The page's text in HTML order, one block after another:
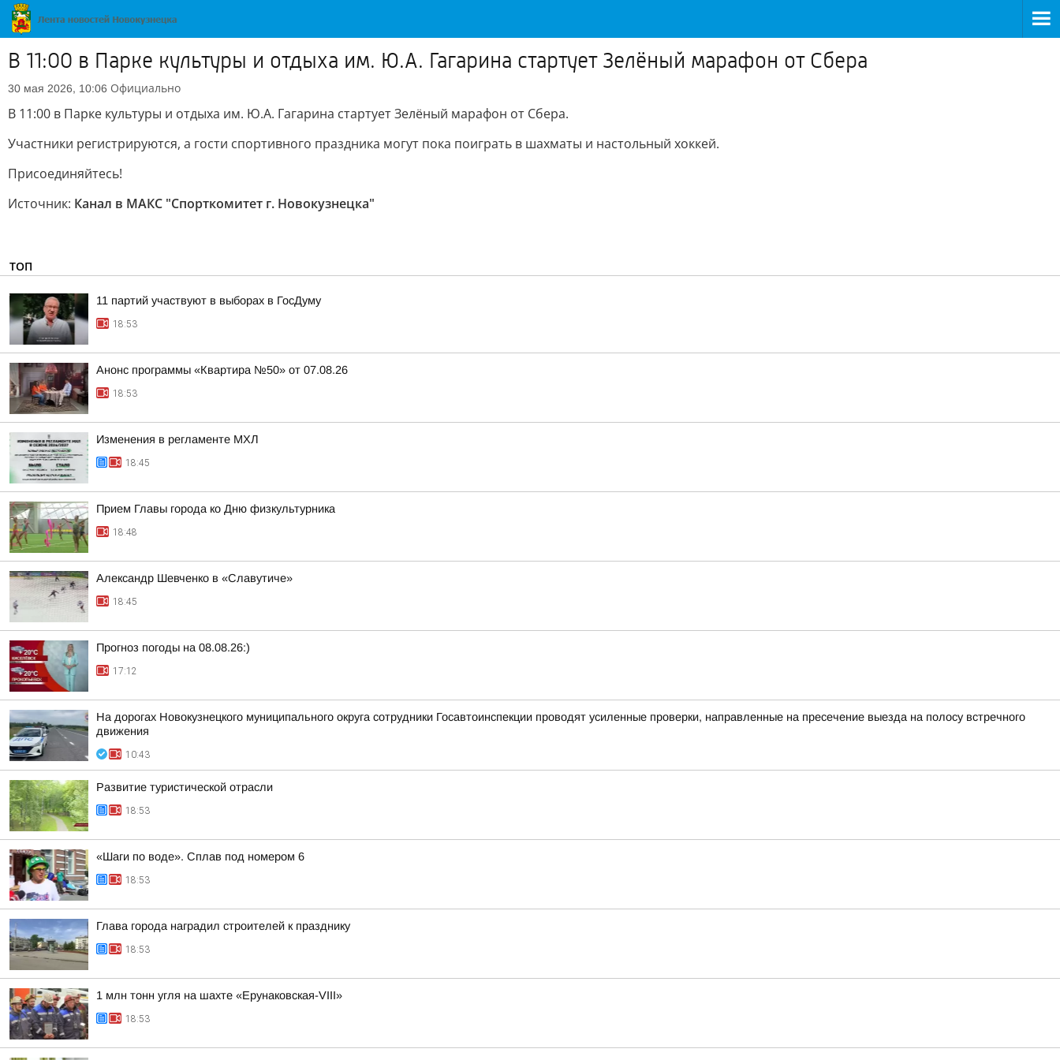
В 11:00 в Парке культуры и отдыха им. Ю.А. Гагарина стартует Зелёный марафон от Сбера
30 мая 2026, 10:06 Официально
В 11:00 в Парке культуры и отдыха им. Ю.А. Гагарина стартует Зелёный марафон от Сбера.
Участники регистрируются, а гости спортивного праздника могут пока поиграть в шахматы и настольный хоккей.
Присоединяйтесь!
Источник: Канал в МАКС "Спорткомитет г. Новокузнецка"
ТОП
11 партий участвуют в выборах в ГосДуму
18:53
Анонс программы «Квартира №50» от 07.08.26
18:53
Изменения в регламенте МХЛ
18:45
Прием Главы города ко Дню физкультурника
18:48
Александр Шевченко в «Славутиче»
18:45
Прогноз погоды на 08.08.26:)
17:12
На дорогах Новокузнецкого муниципального округа сотрудники Госавтоинспекции проводят усиленные проверки, направленные на пресечение выезда на полосу встречного
движения
10:43
Развитие туристической отрасли
18:53
«Шаги по воде». Сплав под номером 6
18:53
Глава города наградил строителей к празднику
18:53
1 млн тонн угля на шахте «Ерунаковская-VIII»
18:53